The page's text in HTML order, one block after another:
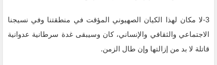
‏3-لا مكان لهذا الكيان الصهيوني المؤقت في منطقتنا وفي نسيجنا
الاجتماعي والثقافي والإنساني، كان وسيبقى غدة ‏سرطانية عدوانية
قاتلة لا بد من إزالتها وإن طال الزمن.‏